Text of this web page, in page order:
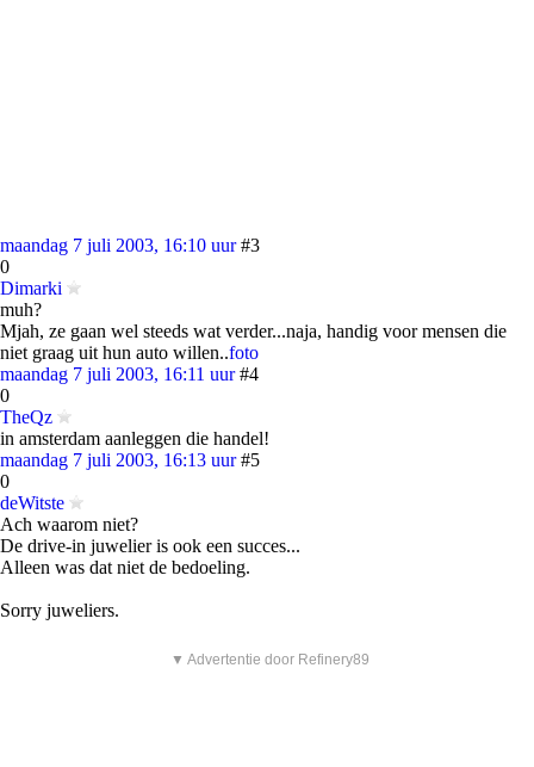
maandag 7 juli 2003, 16:10 uur #3
0
Dimarki
muh?
Mjah, ze gaan wel steeds wat verder...naja, handig voor mensen die
niet graag uit hun auto willen..foto
maandag 7 juli 2003, 16:11 uur #4
0
TheQz
in amsterdam aanleggen die handel!
maandag 7 juli 2003, 16:13 uur #5
0
deWitste
Ach waarom niet?
De drive-in juwelier is ook een succes...
Alleen was dat niet de bedoeling.
Sorry juweliers.
▼ Advertentie door Refinery89